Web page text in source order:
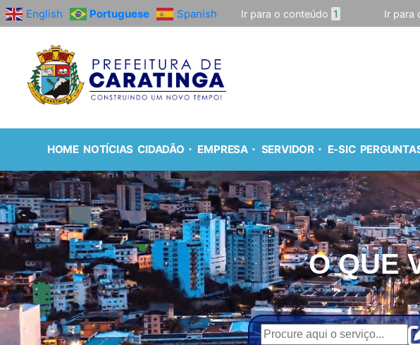
English Portuguese Spanish Ir para o conteúdo 1 Ir para
HOME NOTÍCIAS CIDADÃO EMPRESA SERVIDOR E-SIC
O QUE